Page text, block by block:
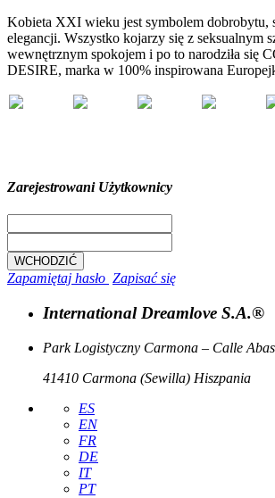
Kobieta XXI wieku jest symbolem dobrobytu,
elegancji. Wszystko kojarzy się z seksualnym
wewnętrznym spokojem i po to narodziła się
DESIRE, marka w 100% inspirowana
Zarejestrowani Użytkownicy
Zapamiętaj hasło Zapisać się
International Dreamlove S.A.®
Park Logistyczny Carmona – Calle
41410 Carmona (Sewilla) Hiszpania
ES
EN
FR
DE
IT
PT